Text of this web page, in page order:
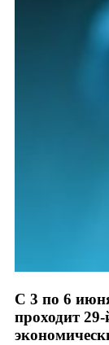
С 3 по 6
проходит